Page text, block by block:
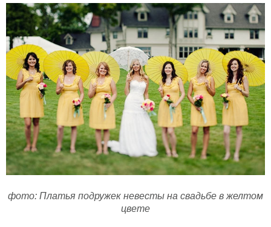
фото: Платья подружек невесты на свадьбе в желтом
цвете